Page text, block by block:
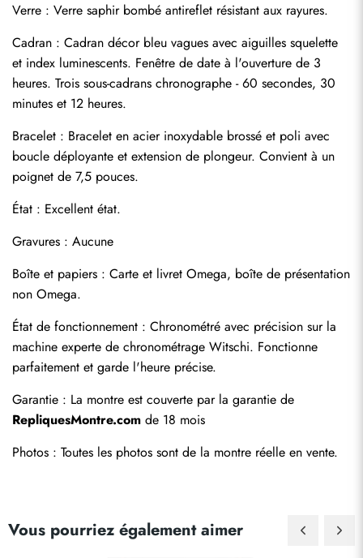
Verre : Verre saphir bombé antireflet résistant aux rayures.
Cadran : Cadran décor bleu vagues avec aiguilles squelette
et index luminescents. Fenêtre de date à l'ouverture de 3
heures. Trois sous-cadrans chronographe - 60 secondes, 30
minutes et 12 heures.
Bracelet : Bracelet en acier inoxydable brossé et poli avec
boucle déployante et extension de plongeur. Convient à un
poignet de 7,5 pouces.
État : Excellent état.
Gravures : Aucune
Boîte et papiers : Carte et livret Omega, boîte de présentation
non Omega.
État de fonctionnement : Chronométré avec précision sur la
machine experte de chronométrage Witschi. Fonctionne
parfaitement et garde l'heure précise.
RepliquesMontre.com de 18 mois
Photos : Toutes les photos sont de la montre réelle en vente.
Vous pourriez également aimer
Envoyer